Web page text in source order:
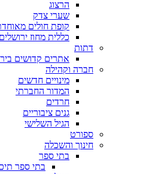
הרצוג
שערי צדק
קופת חולים
כללית מחוז ירושלים
דתות
אתרים קדושים
חברה וקהילה
מינויים חדשים
המדור החברתי
חרדים
גנים ציבוריים
הגיל השלישי
ספורט
חינוך והשכלה
בתי ספר
בתי ספר